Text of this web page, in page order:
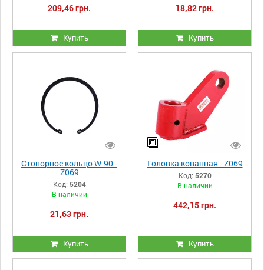
209,46 грн.
Купить
18,82 грн.
Купить
Стопорное кольцо W-90 -
Z069
Код: 5204
В наличии
21,63 грн.
Купить
Головка кованная - Z069
Код: 5270
В наличии
442,15 грн.
Купить